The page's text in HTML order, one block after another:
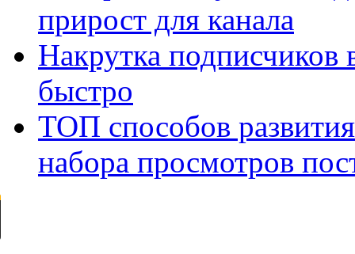
прирост для канала
Накрутка подписчиков
быстро
ТОП способов
набора просмотров